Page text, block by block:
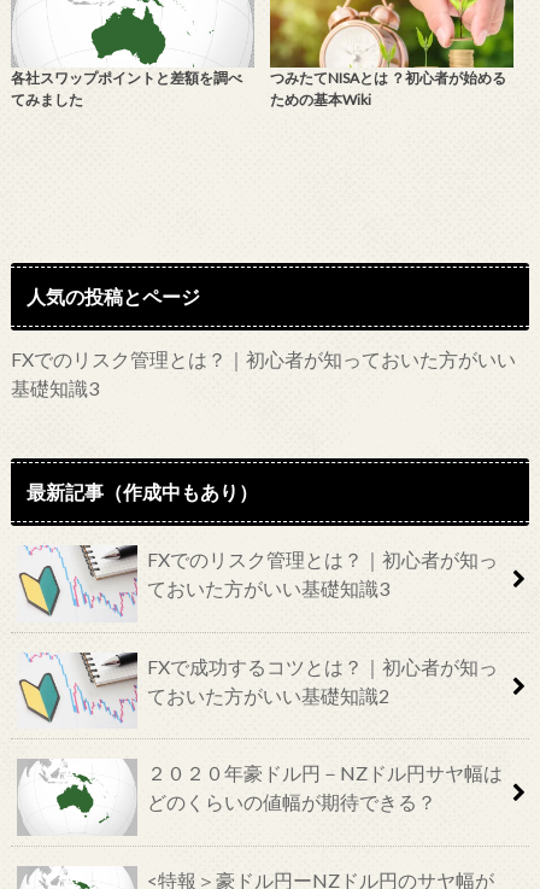
各社スワップポイントと差額を調べ
てみました
つみたてNISAとは ？初心者が始める
ための基本Wiki
人気の投稿とページ
FXでのリスク管理とは？｜初心者が知っておいた方がいい
基礎知識3
最新記事（作成中もあり）
FXでのリスク管理とは？｜初心者が知っ
ておいた方がいい基礎知識3
FXで成功するコツとは？｜初心者が知っ
ておいた方がいい基礎知識2
２０２０年豪ドル円－NZドル円サヤ幅は
どのくらいの値幅が期待できる？
<特報＞豪ドル円ーNZドル円のサヤ幅が